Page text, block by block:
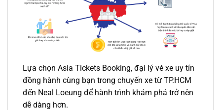
Lựa chọn Asia Tickets Booking, đại lý vé xe uy tín
đồng hành cùng bạn trong chuyến xe từ TP.HCM
đến Neal Loeung để hành trình khám phá trở nên
dễ dàng hơn.